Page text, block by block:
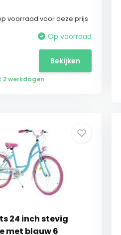
voorraad voor deze prijs
Op voorraad
Bekijken
2 werkdagen
24 inch stevig
met blauw 6